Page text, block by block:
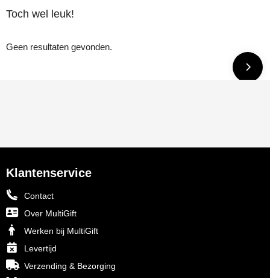
Toch wel leuk!
Geen resultaten gevonden.
Klantenservice
Contact
Over MultiGift
Werken bij MultiGift
Levertijd
Verzending & Bezorging